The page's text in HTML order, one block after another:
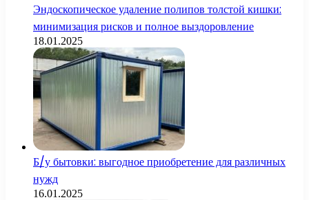
Эндоскопическое удаление полипов толстой кишки:
минимизация рисков и полное выздоровление
18.01.2025
Б/у бытовки: выгодное приобретение для различных
нужд
16.01.2025